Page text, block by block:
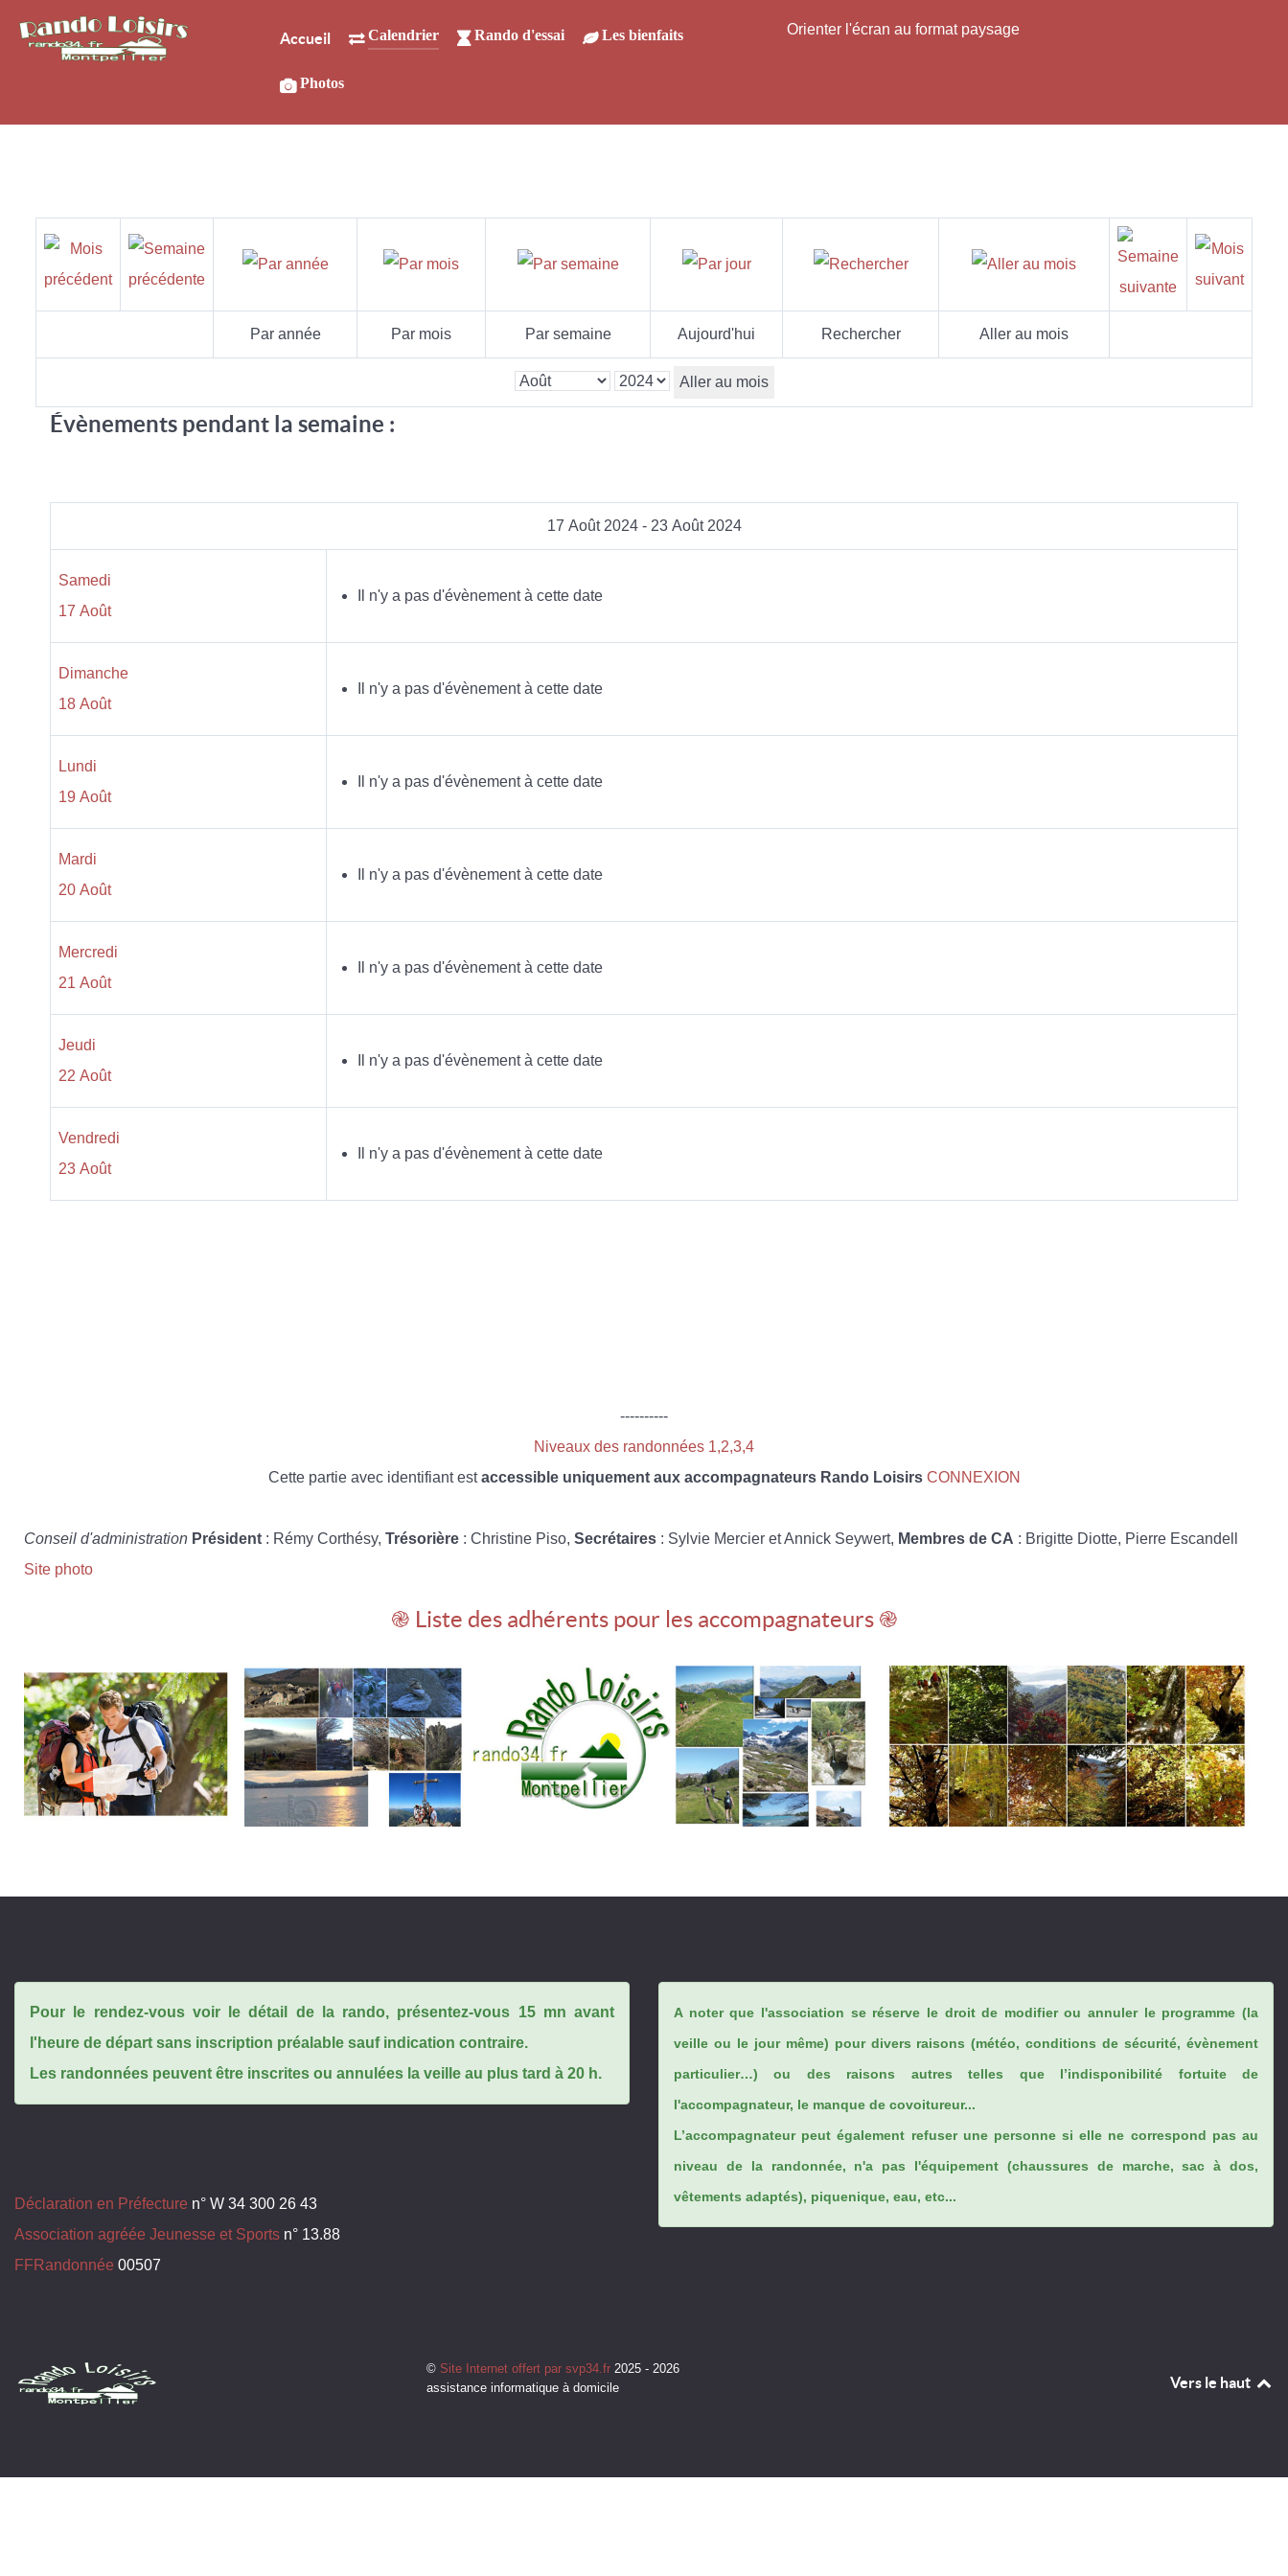
Accueil Calendrier Rando d'essai Les bienfaits
Photos
Orienter l'écran au format paysage
Par année Par mois Par semaine Aujourd'hui Rechercher Aller au mois
Aller au mois
Évènements pendant la semaine :
17 Août 2024 - 23 Août 2024
Samedi
17 Août
Il n'y a pas d'évènement à cette date
Dimanche
18 Août
Il n'y a pas d'évènement à cette date
Lundi
19 Août
Il n'y a pas d'évènement à cette date
Mardi
20 Août
Il n'y a pas d'évènement à cette date
Mercredi
21 Août
Il n'y a pas d'évènement à cette date
Jeudi
22 Août
Il n'y a pas d'évènement à cette date
Vendredi
23 Août
Il n'y a pas d'évènement à cette date
----------
Niveaux des randonnées 1,2,3,4
Cette partie avec identifiant estaccessible uniquement aux accompagnateurs Rando Loisirs CONNEXION
Conseil d'administration Président : Rémy Corthésy, Trésorière : Christine Piso, Secrétaires : Sylvie Mercier et Annick Seywert, Membres de CA : Brigitte Diotte, Pierre Escandell
Site photo
֎ Liste des adhérents pour les accompagnateurs ֎
Pour le rendez-vous voir le détail de la rando, présentez-vous 15 mn avant
l'heure de départ sans inscription préalable sauf indication contraire.
Les randonnées peuvent être inscrites ou annulées la veille au plus tard à 20 h.
Déclaration en Préfecture n° W 34 300 26 43
Association agréée Jeunesse et Sports n° 13.88
FFRandonnée 00507
A noter que l'association se réserve le droit de modifier ou annuler le programme (la
veille ou le jour même) pour divers raisons (météo, conditions de sécurité, évènement
particulier…) ou des raisons autres telles que l’indisponibilité fortuite de
l'accompagnateur, le manque de covoitureur...
L’accompagnateur peut également refuser une personne si elle ne correspond pas au
niveau de la randonnée, n'a pas l'équipement (chaussures de marche, sac à dos,
vêtements adaptés), piquenique, eau, etc...
© Site Internet offert par svp34.fr2025 - 2026
assistance informatique à domicile
Vers le haut